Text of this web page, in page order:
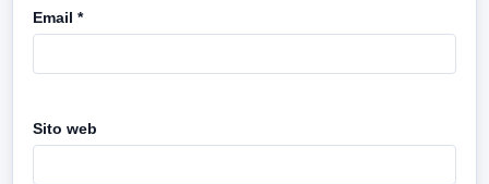
Email *
Sito web